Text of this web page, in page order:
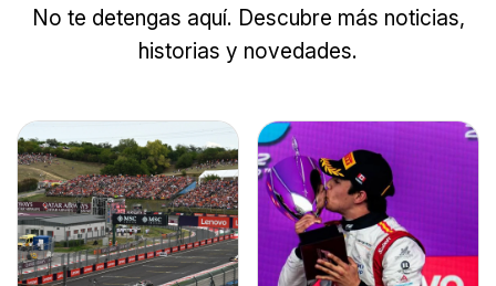
No te detengas aquí. Descubre más noticias,
historias y novedades.